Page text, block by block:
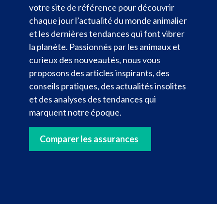
votre site de référence pour découvrir
chaque jour l’actualité du monde animalier
et les dernières tendances qui font vibrer
la planète. Passionnés par les animaux et
curieux des nouveautés, nous vous
proposons des articles inspirants, des
conseils pratiques, des actualités insolites
et des analyses des tendances qui
marquent notre époque.
Comparer les assurances